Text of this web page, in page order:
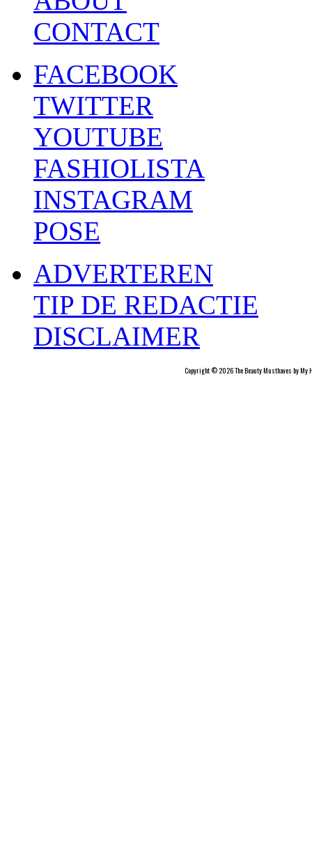
CONTACT
FACEBOOK
TWITTER
YOUTUBE
FASHIOLISTA
INSTAGRAM
POSE
ADVERTEREN
TIP DE REDACTIE
DISCLAIMER
Copyright © 2026 The Beauty Musthaves by My